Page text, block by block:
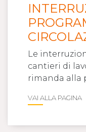
Le
cantieri di
rimanda alla
VAI ALLA PAGINA